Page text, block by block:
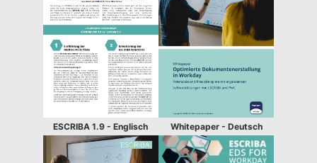
ESCRIBA 1.9 - Englisch Whitepaper - Deutsch